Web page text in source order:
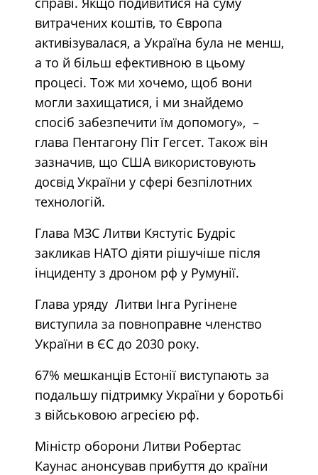
витрачених коштів, то Європа
активізувалася, а Україна була не менш,
а то й більш ефективною в цьому
процесі. Тож ми хочемо, щоб вони
могли захищатися, і ми знайдемо
спосіб забезпечити їм допомогу», –
глава Пентагону Піт Гегсет. Також він
зазначив, що США використовують
досвід України у сфері безпілотних
технологій.
Глава МЗС Литви Кястутіс Будріс
закликав НАТО діяти рішучіше після
інциденту з дроном рф у Румунії.
Глава уряду Литви Інга Ругінене
виступила за повноправне членство
України в ЄС до 2030 року.
67% мешканців Естонії виступають за
подальшу підтримку України у боротьбі
з військовою агресією рф.
Міністр оборони Литви Робертас
Каунас анонсував прибуття до країни